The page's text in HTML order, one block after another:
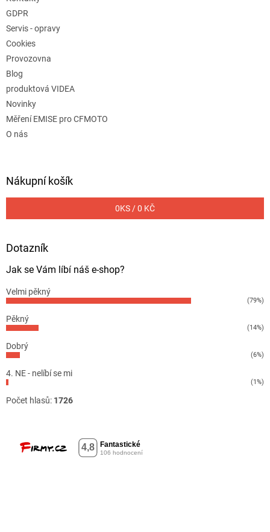
GDPR
Servis - opravy
Cookies
Provozovna
Blog
produktová VIDEA
Novinky
Měření EMISE pro CFMOTO
O nás
Nákupní košík
0KS /0 KČ
Dotazník
Jak se Vám líbí náš e-shop?
Velmi pěkný
(79%)
Pěkný
(14%)
Dobrý
(6%)
4. NE - nelíbí se mi
(1%)
Počet hlasů: 1726